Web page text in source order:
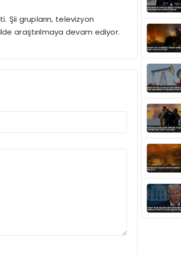
Şii grupların, televizyon
araştırılmaya devam ediyor.